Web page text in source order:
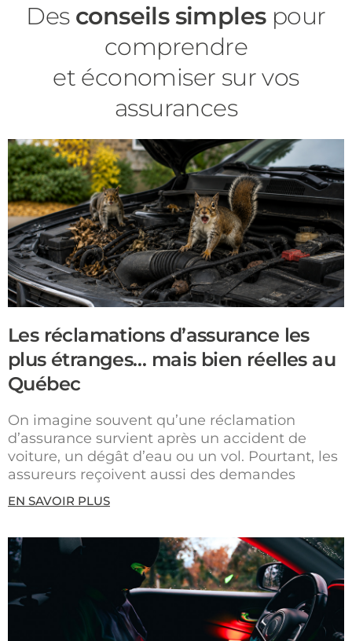
Des conseils simplespour
comprendre
et économiser sur vos
assurances
Les réclamations d’assurance les
plus étranges… mais bien réelles au
Québec
On imagine souvent qu’une réclamation
d’assurance survient après un accident de
voiture, un dégât d’eau ou un vol. Pourtant, les
assureurs reçoivent aussi des demandes
EN SAVOIR PLUS